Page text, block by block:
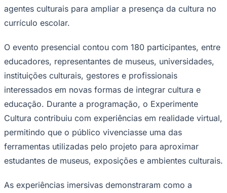
Corinthians
agentes culturais para ampliar a presença da cultura no
currículo escolar.
O evento presencial contou com 180 participantes, entre
educadores, representantes de museus, universidades,
instituições culturais, gestores e profissionais
interessados em novas formas de integrar cultura e
educação. Durante a programação, o Experimente
Cultura contribuiu com experiências em realidade virtual,
permitindo que o público vivenciasse uma das
ferramentas utilizadas pelo projeto para aproximar
estudantes de museus, exposições e ambientes culturais.
As experiências imersivas demonstraram como a